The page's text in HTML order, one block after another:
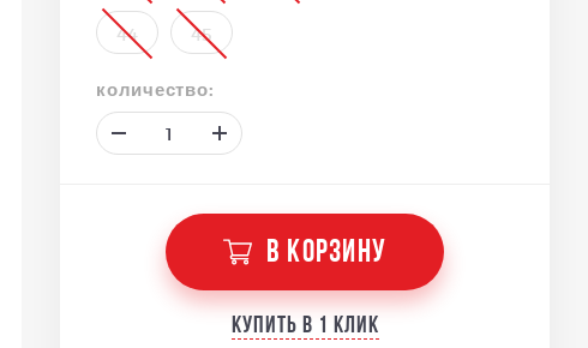
44 45
количество:
В КОРЗИНУ
Купить в 1 клик